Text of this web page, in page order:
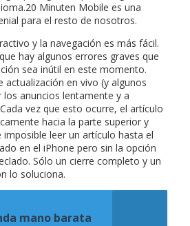
Minuten Mobile es una
para el resto de nosotros.
y la navegación es más fácil.
hay algunos errores graves que
sea inútil en este momento.
actualización en vivo (y algunos
anuncios lentamente y a
vez que esto ocurre, el artículo
hacia la parte superior y
leer un artículo hasta el
en el iPhone pero sin la opción
Sólo un cierre completo y un
lo soluciona.
mano barata